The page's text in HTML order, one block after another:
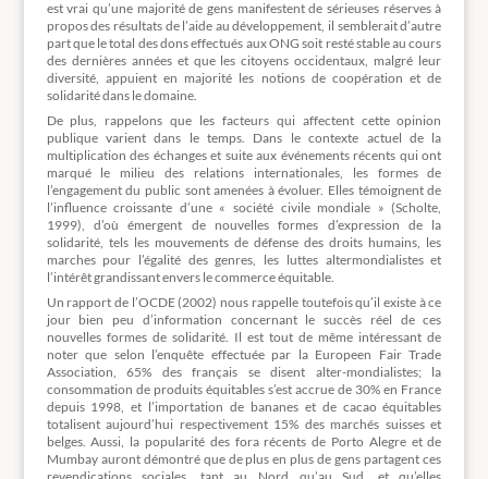
est vrai qu’une majorité de gens manifestent de sérieuses réserves à
propos des résultats de l’aide au développement, il semblerait d’autre
part que le total des dons effectués aux ONG soit resté stable au cours
des dernières années et que les citoyens occidentaux, malgré leur
diversité, appuient en majorité les notions de coopération et de
solidarité dans le domaine.
De plus, rappelons que les facteurs qui affectent cette opinion
publique varient dans le temps. Dans le contexte actuel de la
multiplication des échanges et suite aux événements récents qui ont
marqué le milieu des relations internationales, les formes de
l’engagement du public sont amenées à évoluer. Elles témoignent de
l’influence croissante d’une « société civile mondiale » (Scholte,
1999), d’où émergent de nouvelles formes d’expression de la
solidarité, tels les mouvements de défense des droits humains, les
marches pour l’égalité des genres, les luttes altermondialistes et
l’intérêt grandissant envers le commerce équitable.
Un rapport de l’OCDE (2002) nous rappelle toutefois qu’il existe à ce
jour bien peu d’information concernant le succès réel de ces
nouvelles formes de solidarité. Il est tout de même intéressant de
noter que selon l’enquête effectuée par la Europeen Fair Trade
Association, 65% des français se disent alter-mondialistes; la
consommation de produits équitables s’est accrue de 30% en France
depuis 1998, et l’importation de bananes et de cacao équitables
totalisent aujourd’hui respectivement 15% des marchés suisses et
belges. Aussi, la popularité des fora récents de Porto Alegre et de
Mumbay auront démontré que de plus en plus de gens partagent ces